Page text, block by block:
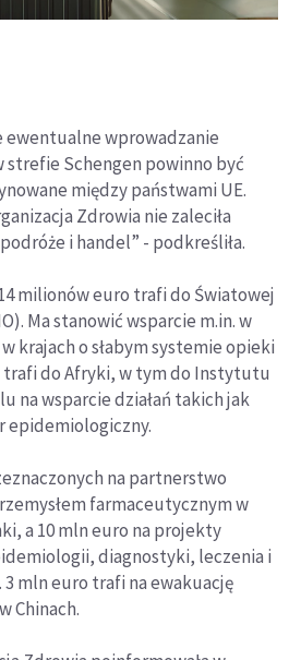
ewentualne wprowadzanie
strefie Schengen powinno być
między państwami UE.
Zdrowia nie zaleciła
i handel” - podkreśliła.
milionów euro trafi do Światowej
Ma stanowić wsparcie m.in. w
krajach o słabym systemie opieki
trafi do Afryki, w tym do Instytutu
na wsparcie działań takich jak
epidemiologiczny.
na partnerstwo
farmaceutycznym w
a 10 mln euro na projekty
diagnostyki, leczenia i
mln euro trafi na ewakuację
Chinach.